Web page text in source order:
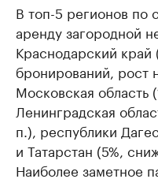
В топ-5 регионов по
аренду загородной
Краснодарский край
бронирований, рост
Московская область
Ленинградская
п.), республики
и Татарстан (5%,
Наиболее заметное